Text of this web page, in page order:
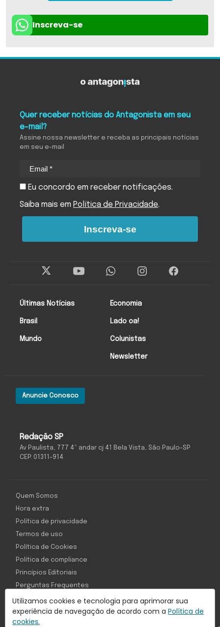
Utilizamos cookies e tecnologia para aprimorar sua
experiência de navegação de acordo com a Política de
cookies.
Inscreva-se
Redação SP
Av Paulista, 777 4º andar cj 41 Bela Vista, São Paulo-SP
CEP: 01311-914
Anuncie Conosco
Últimas Notícias
Brasil
Mundo
Economia
Lado oa!
Colunistas
Newsletter
Quer receber notícias do Antagonista em seu
e-mail?
Assine nossa newsletter e receba as principais notícias
em seu e-mail
Eu concordo em receber notificações.
Saiba mais em Política de Privacidade.
Inscreva-se
Quem Somos
Hora extra
Política de privacidade
Termos de uso
Política de Cookies
Política de compliance
Princípios Editoriais
Perguntas Frequentes